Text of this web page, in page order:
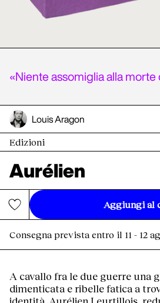
«Niente assomiglia alla morte
Louis Aragon
Edizioni
Aurélien
Aggiungi al
Consegna prevista entro il 11 - 12
A cavallo fra le due guerre una
dimenticata e ribelle fatica a